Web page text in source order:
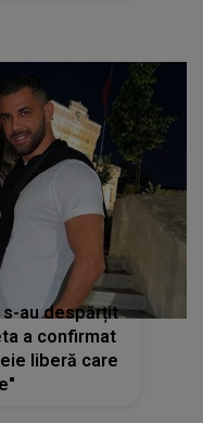
s-au despărțit
a confirmat
liberă care